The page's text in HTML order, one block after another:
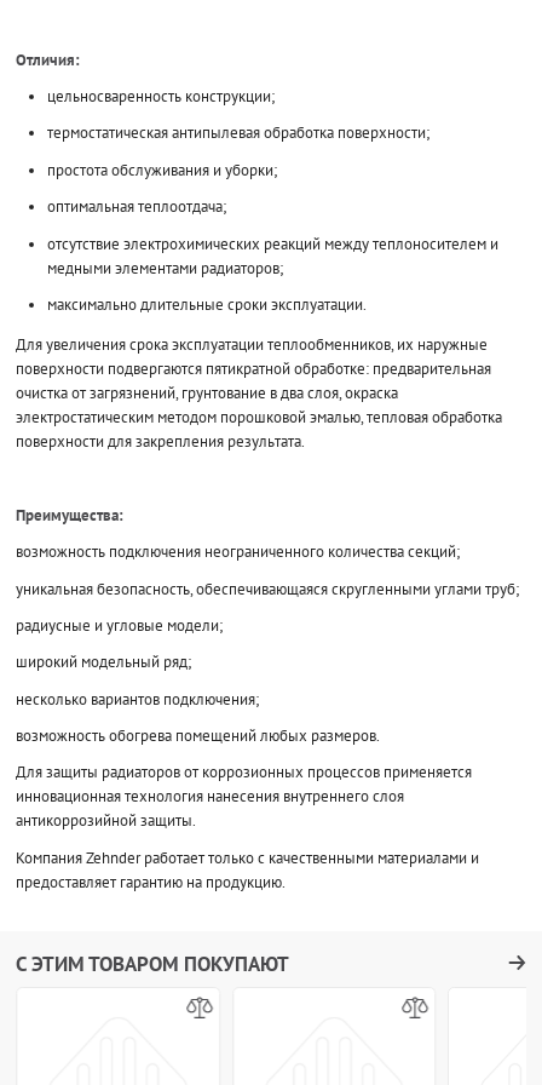
Отличия:
цельносваренность конструкции;
термостатическая антипылевая обработка поверхности;
простота обслуживания и уборки;
оптимальная теплоотдача;
отсутствие электрохимических реакций между теплоносителем и
медными элементами радиаторов;
максимально длительные сроки эксплуатации.
Для увеличения срока эксплуатации теплообменников, их наружные
поверхности подвергаются пятикратной обработке: предварительная
очистка от загрязнений, грунтование в два слоя, окраска
электростатическим методом порошковой эмалью, тепловая обработка
поверхности для закрепления результата.
Преимущества:
возможность подключения неограниченного количества секций;
уникальная безопасность, обеспечивающаяся скругленными углами труб;
радиусные и угловые модели;
широкий модельный ряд;
несколько вариантов подключения;
возможность обогрева помещений любых размеров.
Для защиты радиаторов от коррозионных процессов применяется
инновационная технология нанесения внутреннего слоя
антикоррозийной защиты.
Компания Zehnder работает только с качественными материалами и
предоставляет гарантию на продукцию.
С ЭТИМ ТОВАРОМ ПОКУПАЮТ